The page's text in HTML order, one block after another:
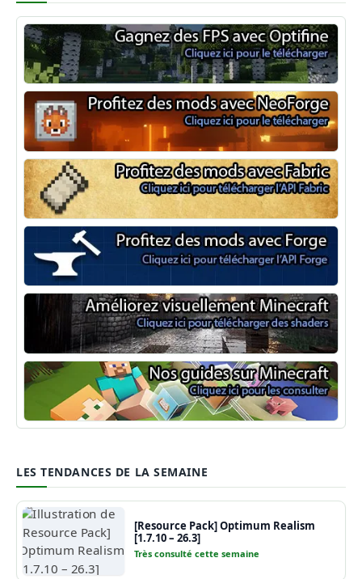
Optifine
NeoForge
Minecraft Fabric
Minecraft Forge
Shaders Minecraft
Guide Minecraft
LES TENDANCES DE LA SEMAINE
[Resource Pack] Optimum Realism
[1.7.10 – 26.3]
Très consulté cette semaine